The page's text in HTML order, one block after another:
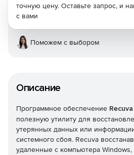
Описание
Программное обеспечение Recuva
полезную утилиту для
утерянных данных или
системного сбоя. Recuva
удаленные с компьютера Windows,
точную цену. Оставьте запрос, и
с вами
Поможем с выбором